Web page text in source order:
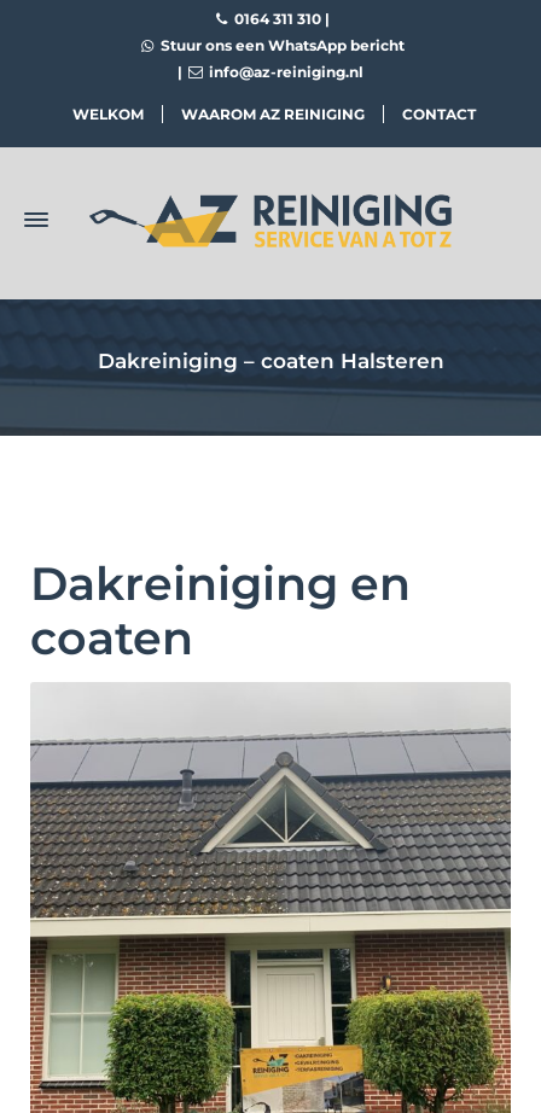
0164 311 310 |
Stuur ons een WhatsApp bericht
|
info@az-reiniging.nl
WELKOM WAAROM AZ REINIGING CONTACT
Dakreiniging – coaten Halsteren
Dakreiniging en
coaten